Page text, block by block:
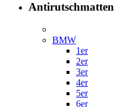
Antirutschmatten
BMW
1er
2er
3er
4er
5er
6er